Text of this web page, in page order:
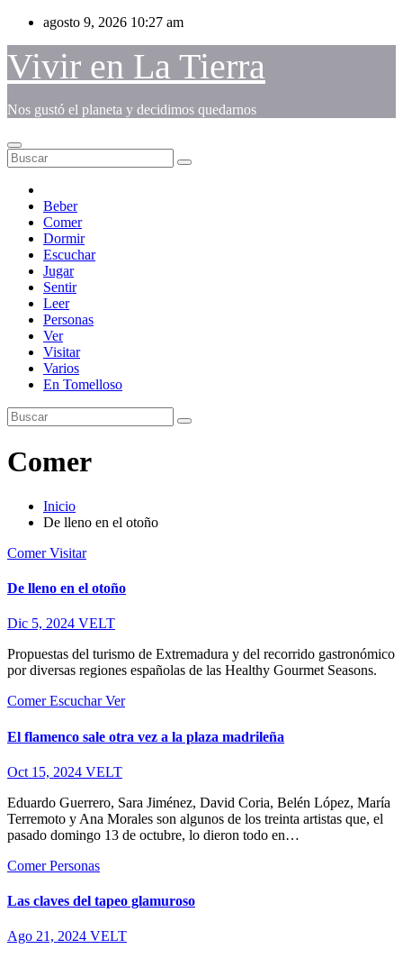
Saltar
contenido
agosto 9, 2026 10:27 am
Vivir en La Tierra
Nos gustó el planeta y decidimos quedarnos
Beber
Comer
Dormir
Escuchar
Jugar
Sentir
Leer
Personas
Ver
Visitar
Varios
En Tomelloso
Comer
Inicio
De lleno en el otoño
ComerVisitar
De lleno en el otoño
Dic 5, 2024 VELT
Propuestas del turismo de Extremadura y del recorrido gastronómico
por diversas regiones españolas de las Healthy Gourmet Seasons.
ComerEscucharVer
El flamenco sale otra vez a la plaza madrileña
Oct 15, 2024 VELT
Eduardo Guerrero, Sara Jiménez, David Coria, Belén López, María
Terremoto y Ana Morales son algunos de los treinta artistas que, el
pasado domingo 13 de octubre, lo dieron todo en…
ComerPersonas
Las claves del tapeo glamuroso
Ago 21, 2024 VELT